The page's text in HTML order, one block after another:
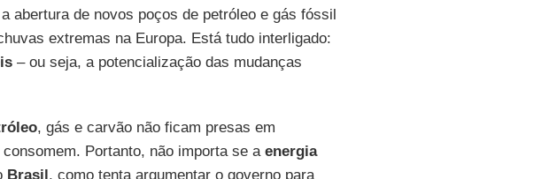
abertura de novos poços de petróleo e gás fóssil
extremas na Europa. Está tudo interligado:
– ou seja, a potencialização das mudanças
, gás e carvão não ficam presas em
Portanto, não importa se a energia
Brasil, como tenta argumentar o governo para